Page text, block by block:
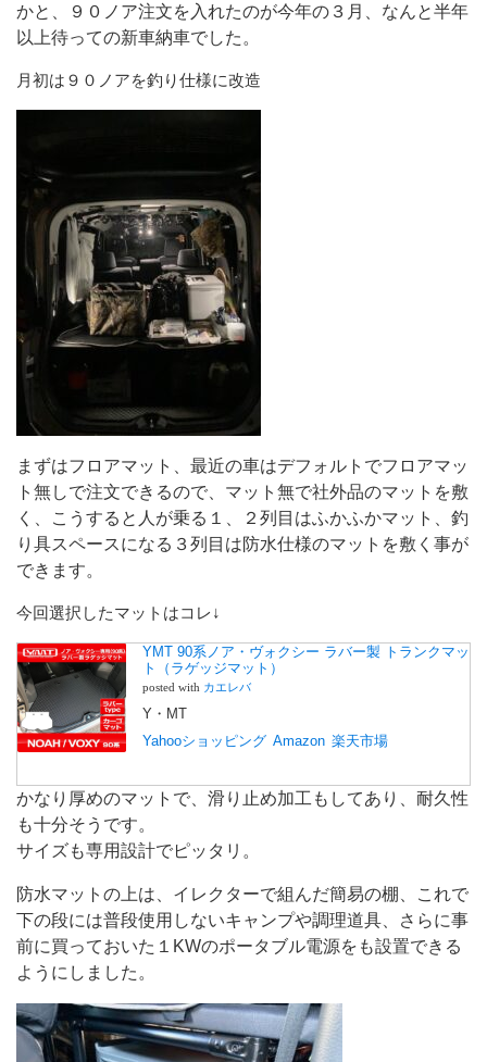
かと、９０ノア注文を入れたのが今年の３月、なんと半年
以上待っての新車納車でした。
月初は９０ノアを釣り仕様に改造
まずはフロアマット、最近の車はデフォルトでフロアマッ
ト無しで注文できるので、マット無で社外品のマットを敷
く、こうすると人が乗る１、２列目はふかふかマット、釣
り具スペースになる３列目は防水仕様のマットを敷く事が
できます。
今回選択したマットはコレ↓
YMT 90系ノア・ヴォクシー ラバー製 トランクマッ
ト（ラゲッジマット）
posted with カエレバ
Y・MT
Yahooショッピング Amazon 楽天市場
かなり厚めのマットで、滑り止め加工もしてあり、耐久性
も十分そうです。
サイズも専用設計でピッタリ。
防水マットの上は、イレクターで組んだ簡易の棚、これで
下の段には普段使用しないキャンプや調理道具、さらに事
前に買っておいた１KWのポータブル電源をも設置できる
ようにしました。